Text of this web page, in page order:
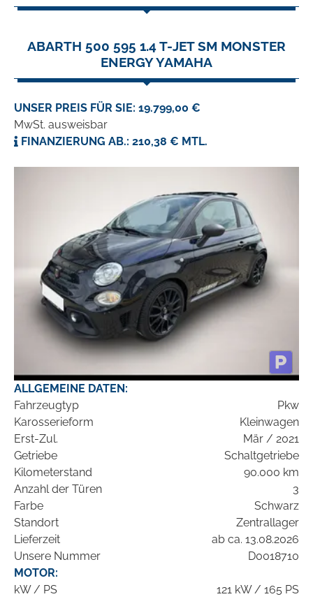
ABARTH 500 595 1.4 T-JET SM MONSTER
ENERGY YAMAHA
UNSER PREIS FÜR SIE: 19.799,00 €
MwSt. ausweisbar
FINANZIERUNG AB.: 210,38 € MTL.
ALLGEMEINE DATEN:
Fahrzeugtyp
Pkw
Karosserieform
Kleinwagen
Erst-Zul.
Mär / 2021
Getriebe
Schaltgetriebe
Kilometerstand
90.000 km
Anzahl der Türen
3
Farbe
Schwarz
Standort
Zentrallager
Lieferzeit
ab ca. 13.08.2026
Unsere Nummer
D0018710
MOTOR:
kW / PS
121 kW / 165 PS